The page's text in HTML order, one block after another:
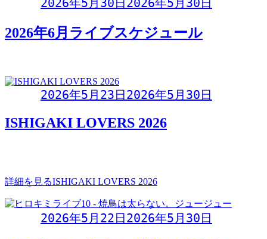
2026年5月30日2026年5月30日
2026年6月ライブスケジュール
2026年5月23日2026年5月30日
ISHIGAKI LOVERS 2026
詳細を見るISHIGAKI LOVERS 2026
2026年5月22日2026年5月30日